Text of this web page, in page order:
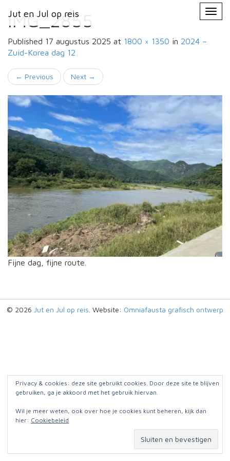
Jut en Jul op reis
Primary
Menu
Jut en Jul op reis
IMG_2855
Published 17 augustus 2025 at 1800 × 1350 in 2024 –
Zuid-Korea dag 12
← Previous Next →
Fijne dag, fijne route.
© 2026 Jut en Jul op reis . Website: Omniafausta grafisch ontwerp
Privacy & cookies: deze site gebruikt cookies. Door deze site te blijven
gebruiken, ga je akkoord met het gebruik hiervan.
Wil je meer weten, ook over hoe je cookies kunt beheren, kijk dan
hier: Cookiebeleid